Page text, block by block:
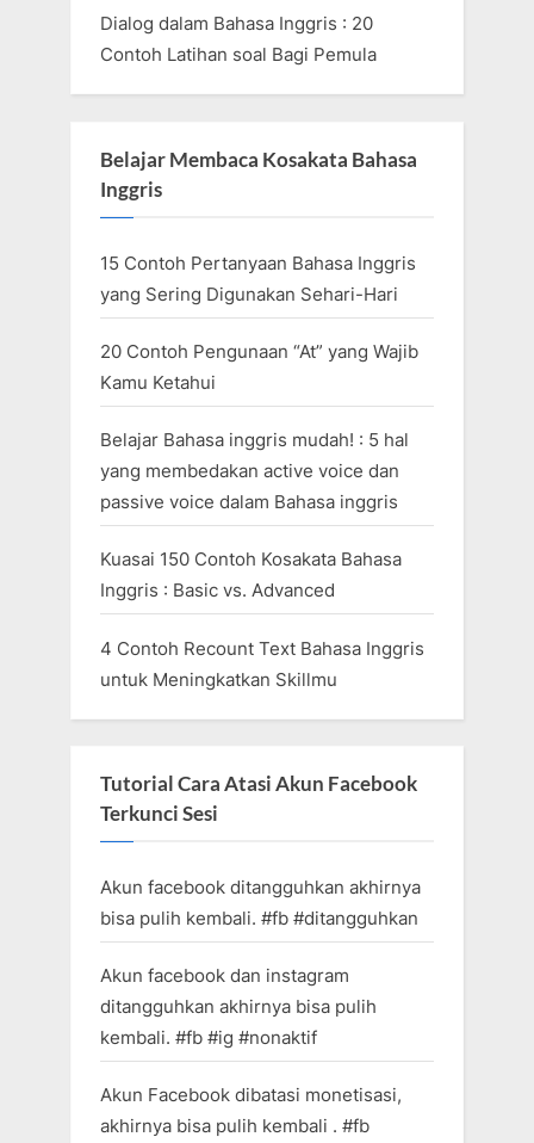
Dialog dalam Bahasa Inggris : 20
Contoh Latihan soal Bagi Pemula
Belajar Membaca Kosakata Bahasa
Inggris
15 Contoh Pertanyaan Bahasa Inggris
yang Sering Digunakan Sehari-Hari
20 Contoh Pengunaan “At” yang Wajib
Kamu Ketahui
Belajar Bahasa inggris mudah! : 5 hal
yang membedakan active voice dan
passive voice dalam Bahasa inggris
Kuasai 150 Contoh Kosakata Bahasa
Inggris : Basic vs. Advanced
4 Contoh Recount Text Bahasa Inggris
untuk Meningkatkan Skillmu
Tutorial Cara Atasi Akun Facebook
Terkunci Sesi
Akun facebook ditangguhkan akhirnya
bisa pulih kembali. #fb #ditangguhkan
Akun facebook dan instagram
ditangguhkan akhirnya bisa pulih
kembali. #fb #ig #nonaktif
Akun Facebook dibatasi monetisasi,
akhirnya bisa pulih kembali . #fb